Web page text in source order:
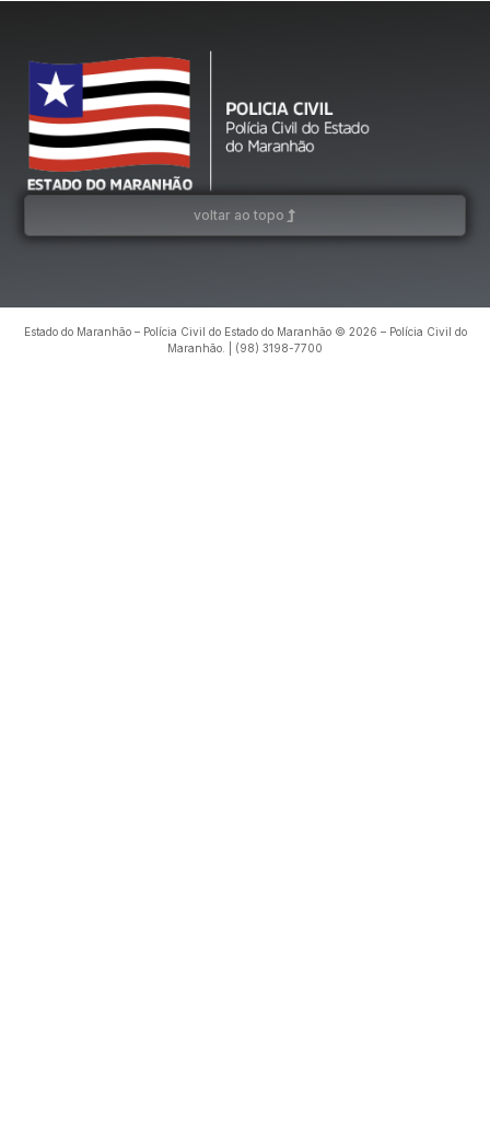
voltar ao topo
Estado do Maranhão – Polícia Civil do Estado do Maranhão © 2026 – Polícia Civil do
Maranhão. | (98) 3198-7700